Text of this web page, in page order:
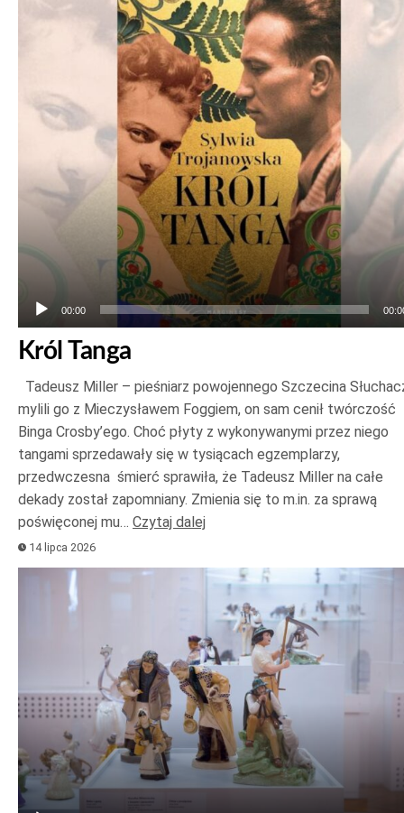
plików
00:00
Król Tanga
Tadeusz Miller – pieśniarz powojennego Szczecina
mylili go z Mieczysławem Foggiem, on sam cenił twórczość
Binga Crosby’ego. Choć płyty z wykonywanymi przez niego
tangami sprzedawały się w tysiącach egzemplarzy,
przedwczesna śmierć sprawiła, że Tadeusz Miller na całe
dekady został zapomniany. Zmienia się to m.in. za sprawą
poświęconej mu… Czytaj dalej
14 lipca 2026
Odtwarzacz